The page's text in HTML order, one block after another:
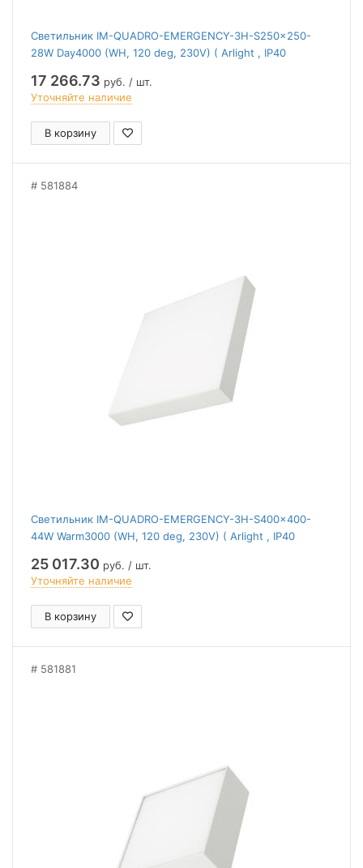
Светильник IM-QUADRO-EMERGENCY-3H-S250x250-
28W Day4000 (WH, 120 deg, 230V) ( Arlight , IP40
17 266.73 руб. / шт.
Уточняйте наличие
В корзину
581884
Светильник IM-QUADRO-EMERGENCY-3H-S400x400-
44W Warm3000 (WH, 120 deg, 230V) ( Arlight , IP40
25 017.30 руб. / шт.
Уточняйте наличие
В корзину
581881